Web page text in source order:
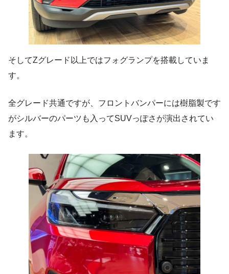
そしてZグレード以上ではフォグランプを搭載していま
す。
全グレード共通ですが、フロントバンパーには樹脂製です
がシルバーのパーツも入ってSUVっぽさが演出されてい
ます。